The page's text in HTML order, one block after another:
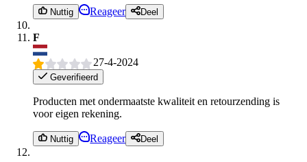
Nuttig Reageer Deel
F
27-4-2024
Geverifieerd
Producten met ondermaatste kwaliteit en retourzending is
voor eigen rekening.
Nuttig Reageer Deel